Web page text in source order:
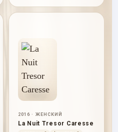
ирисом и сандалом дают
более взрослую базу.
2016 · ЖЕНСКИЙ
La Nuit Tresor Caresse